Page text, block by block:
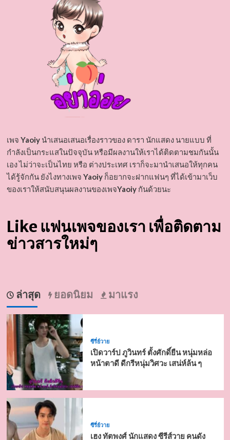
เพจ Yaoiyนำเสนอเสนอเรื่องราวของ ดารา นักแสดง นายแบบ ที่
กำลังเป็นกระแสในปัจจุบัน หรือมีผลงานให้เราได้ติดตามชมกันนั้น
เอง ไม่ว่าจะเป็นไทย หรือ ต่างประเทศ เราก็จะมานำเสนอให้ทุกคน
ได้รู้จักกัน ยังไงทางเพจ Yaoiyก็อยากจะฝากแฟนๆ ที่ได้เข้ามาเว็บ
ของเราให้สนับสนุนผลงานของเพจYaoiyกันด้วยนะ
Like แฟนเพจของเรา เพื่อติดตาม
ข่าวสารใหม่ๆ
ล่าสุด ยอดนิยม มาแรง
ซีรี่ย์วาย
เปิดวาร์ป ภูวินทร์ ตั้งศักดิ์ยืน หนุ่มหล่อ
หน้าตาดี ดีกรีหนุ่มวิศวะ เสน่ห์ล้น ๆ
ซีรี่ย์วาย
เฮง ทัตพงศ์ นักแสดง ซีรีส์วาย คนดัง